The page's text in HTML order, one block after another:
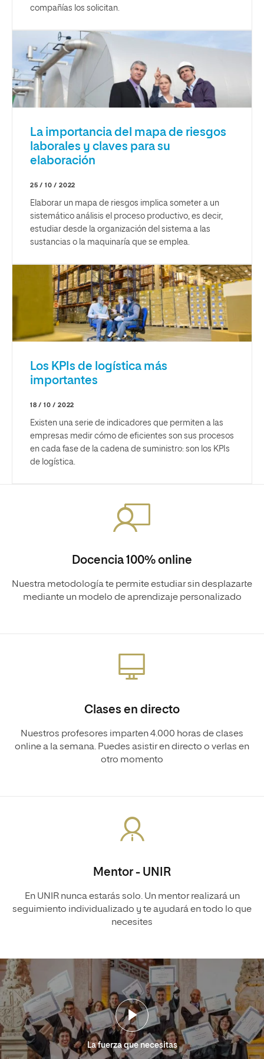
compañías los solicitan.
La importancia del mapa de riesgos
laborales y claves para su
elaboración
25 / 10 / 2022
Elaborar un mapa de riesgos implica someter a un
sistemático análisis el proceso productivo, es decir,
estudiar desde la organización del sistema a las
sustancias o la maquinaría que se emplea.
Los KPIs de logística más
importantes
18 / 10 / 2022
Existen una serie de indicadores que permiten a las
empresas medir cómo de eficientes son sus procesos
en cada fase de la cadena de suministro: son los KPIs
de logística.
Docencia 100% online
Nuestra metodología te permite estudiar sin desplazarte
mediante un modelo de aprendizaje personalizado
Clases en directo
Nuestros profesores imparten 4.000 horas de clases
online a la semana. Puedes asistir en directo o verlas en
otro momento
Mentor - UNIR
En UNIR nunca estarás solo. Un mentor realizará un
seguimiento individualizado y te ayudará en todo lo que
necesites
La fuerza que necesitas